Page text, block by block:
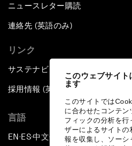
このウェブサイ
ます
このサイトでは
に合わせたコンテン
フィックの分析を行
ザーによるサイトの
報を収集し、ソーシ
ニュースレター購読
連絡先 (英語のみ)
リンク
サステナビリティへの取り組み
採用情報 (英語のみ)
言語
EN ▪ES▪中文▪ 日本語